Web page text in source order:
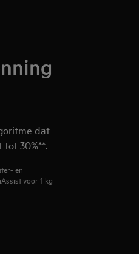
dat
30%**.
en
voor 1 kg